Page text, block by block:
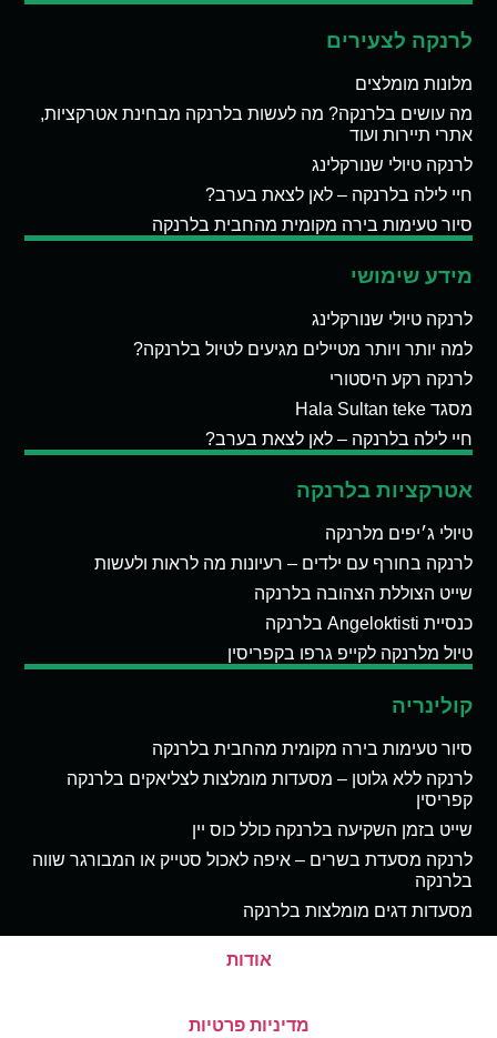
לרנקה לצעירים
מלונות מומלצים
מה עושים בלרנקה? מה לעשות בלרנקה מבחינת אטרקציות,
אתרי תיירות ועוד
לרנקה טיולי שנורקלינג
חיי לילה בלרנקה – לאן לצאת בערב?
סיור טעימות בירה מקומית מהחבית בלרנקה
מידע שימושי
לרנקה טיולי שנורקלינג
למה יותר ויותר מטיילים מגיעים לטיול בלרנקה?
לרנקה רקע היסטורי
מסגד Hala Sultan teke
חיי לילה בלרנקה – לאן לצאת בערב?
אטרקציות בלרנקה
טיולי ג׳יפים מלרנקה
לרנקה בחורף עם ילדים – רעיונות מה לראות ולעשות
שייט הצוללת הצהובה בלרנקה
כנסיית Angeloktisti בלרנקה
טיול מלרנקה לקייפ גרפו בקפריסין
קולינריה
סיור טעימות בירה מקומית מהחבית בלרנקה
לרנקה ללא גלוטן – מסעדות מומלצות לצליאקים בלרנקה
קפריסין
שייט בזמן השקיעה בלרנקה כולל כוס יין
לרנקה מסעדת בשרים – איפה לאכול סטייק או המבורגר שווה
בלרנקה
מסעדות דגים מומלצות בלרנקה
אודות
מדיניות פרטיות